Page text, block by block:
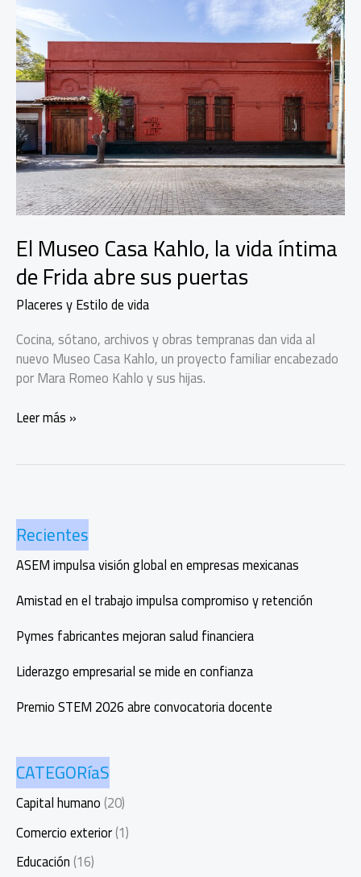
El Museo Casa Kahlo, la vida íntima
de Frida abre sus puertas
Placeres y Estilo de vida
Cocina, sótano, archivos y obras tempranas dan vida al
nuevo Museo Casa Kahlo, un proyecto familiar encabezado
por Mara Romeo Kahlo y sus hijas.
El
vida
íntima
de
Frida
abre
sus
puertas
Leer más »
Recientes
ASEM impulsa visión global en empresas mexicanas
Amistad en el trabajo impulsa compromiso y retención
Pymes fabricantes mejoran salud financiera
Liderazgo empresarial se mide en confianza
Premio STEM 2026 abre convocatoria docente
CATEGORíaS
Capital humano(20)
Comercio exterior(1)
Educación(16)